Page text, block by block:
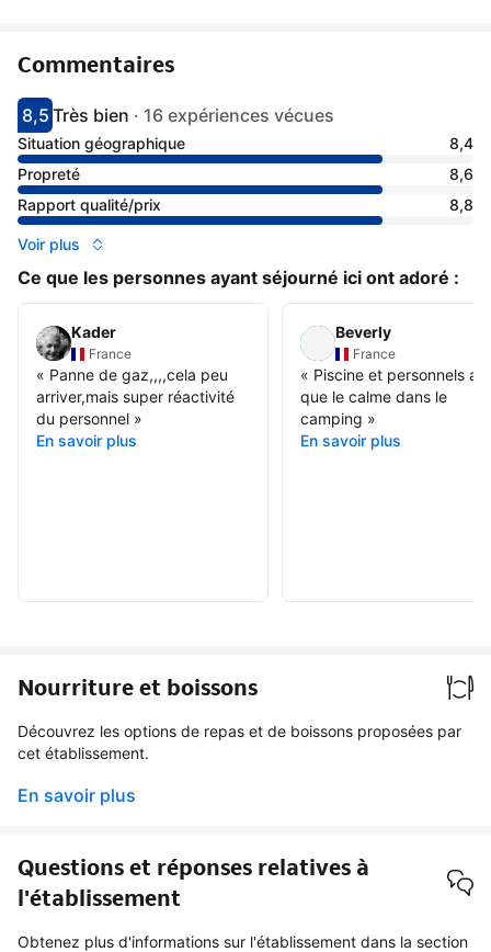
Commentaires
Avec une note de 8.5
8,5
très bienTrès bien · 16 expériences vécues
Situation géographique
8,4
Propreté
8,6
Rapport qualité/prix
8,8
Voir plus
Ce que les personnes ayant séjourné ici ont adoré :
Kader
France
« Panne de gaz,,,,cela peu
arriver,mais super réactivité
du personnel »
En savoir plus
Beverly
France
« Piscine et personnels
que le calme dans le
camping »
En savoir plus
Nourriture et boissons
Découvrez les options de repas et de boissons proposées par
cet établissement.
En savoir plus
Questions et réponses relatives à
l'établissement
Obtenez plus d'informations sur l'établissement dans la section